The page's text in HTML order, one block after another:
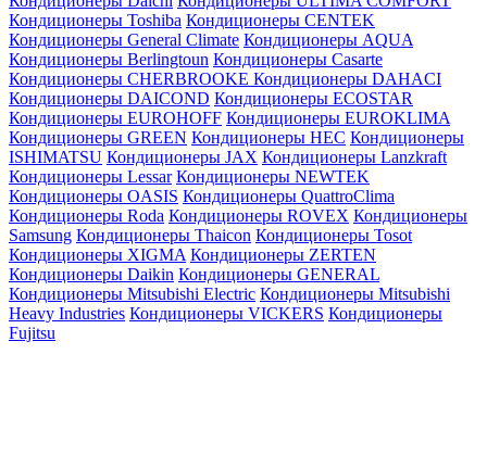
Кондиционеры Toshiba Кондиционеры CENTEK
Кондиционеры General Climate Кондиционеры AQUA
Кондиционеры Berlingtoun Кондиционеры Casarte
Кондиционеры CHERBROOKE Кондиционеры DAHACI
Кондиционеры DAICOND Кондиционеры ECOSTAR
Кондиционеры EUROHOFF Кондиционеры EUROKLIMA
Кондиционеры GREEN Кондиционеры HEC Кондиционеры
ISHIMATSU Кондиционеры JAX Кондиционеры Lanzkraft
Кондиционеры Lessar Кондиционеры NEWTEK
Кондиционеры OASIS Кондиционеры QuattroClima
Кондиционеры Roda Кондиционеры ROVEX Кондиционеры
Samsung Кондиционеры Thaicon Кондиционеры Tosot
Кондиционеры XIGMA Кондиционеры ZERTEN
Кондиционеры Daikin Кондиционеры GENERAL
Кондиционеры Mitsubishi Electric Кондиционеры Mitsubishi
Heavy Industries Кондиционеры VICKERS Кондиционеры
Fujitsu